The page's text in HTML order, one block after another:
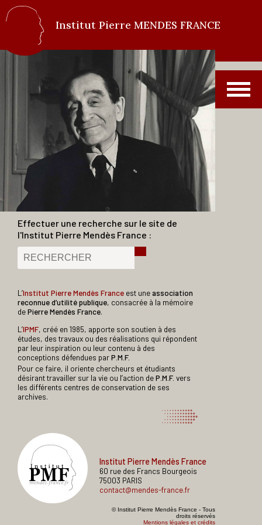
Institut Pierre MENDES FRANCE
Effectuer une recherche sur le site de
l'Institut Pierre Mendès France :
L’Institut Pierre Mendès France est uneassociation
reconnue d’utilité publique, consacrée à la mémoire
dePierre Mendès France.
L’IPMF, créé en 1985, apporte son soutien à des
études, des travaux ou des réalisations qui répondent
par leur inspiration ou leur contenu à des
conceptions défendues parP.M.F.
Pour ce faire, il oriente chercheurs et étudiants
désirant travailler sur la vie ou l’action deP.M.F. vers
les différents centres de conservation de ses
archives.
Institut Pierre Mendès France
60 rue des Francs Bourgeois
75003 PARIS
contact@mendes-france.fr
© Institut Pierre Mendès France - Tous
droits réservés
Mentions légales et crédits